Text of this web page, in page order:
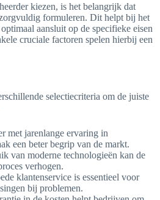
kiezen, is het belangrijk dat
formuleren. Dit helpt bij het
aansluit op de specifieke eisen
cruciale factoren spelen hierbij een
selectiecriteria om de juiste
met jarenlange ervaring in
een beter begrip van de markt.
van moderne technologieën kan de
verhogen.
klantenservice is essentieel voor
bij problemen.